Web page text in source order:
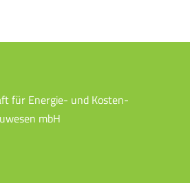
für Energie- und Kosten-
mbH